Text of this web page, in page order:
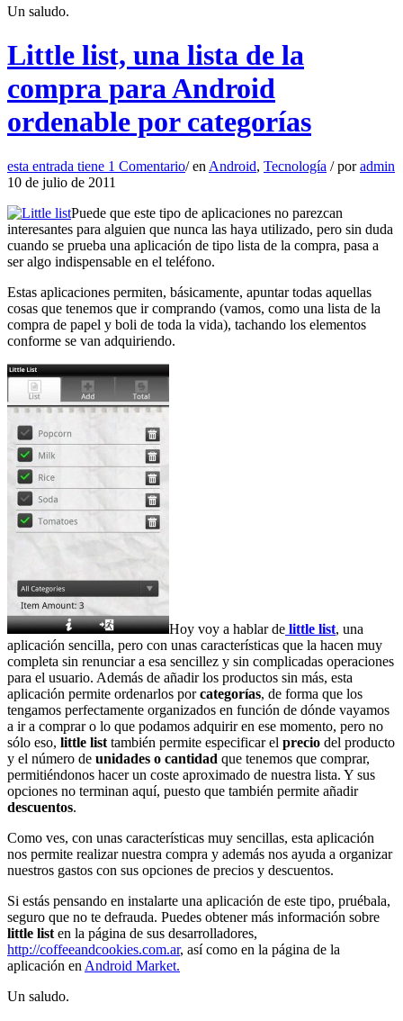
Un saludo.
Little list, una lista de la
compra para Android
ordenable por categorías
esta entrada tiene 1 Comentario/ en Android, Tecnología / poradmin
10 de julio de 2011
Puede que este tipo de aplicaciones no parezcan
interesantes para alguien que nunca las haya utilizado, pero sin duda
cuando se prueba una aplicación de tipo lista de la compra, pasa a
ser algo indispensable en el teléfono.
Estas aplicaciones permiten, básicamente, apuntar todas aquellas
cosas que tenemos que ir comprando (vamos, como una lista de la
compra de papel y boli de toda la vida), tachando los elementos
conforme se van adquiriendo.
Hoy voy a hablar de little list, una
aplicación sencilla, pero con unas características que la hacen muy
completa sin renunciar a esa sencillez y sin complicadas operaciones
para el usuario. Además de añadir los productos sin más, esta
aplicación permite ordenarlos porcategorías, de forma que los
tengamos perfectamente organizados en función de dónde vayamos
a ir a comprar o lo que podamos adquirir en ese momento, pero no
sólo eso, little list también permite especificar el precio del producto
y el número de unidades o cantidad que tenemos que comprar,
permitiéndonos hacer un coste aproximado de nuestra lista. Y sus
opciones no terminan aquí, puesto que también permite añadir
descuentos.
Como ves, con unas características muy sencillas, esta aplicación
nos permite realizar nuestra compra y además nos ayuda a organizar
nuestros gastos con sus opciones de precios y descuentos.
Si estás pensando en instalarte una aplicación de este tipo, pruébala,
seguro que no te defrauda. Puedes obtener más información sobre
little list en la página de sus desarrolladores,
http://coffeeandcookies.com.ar, así como en la página de la
aplicación en Android Market.
Un saludo.